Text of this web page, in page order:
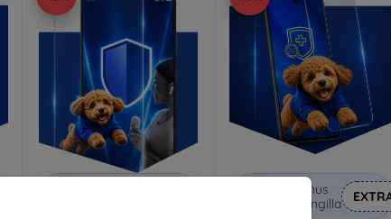
Alennus
kupongilla